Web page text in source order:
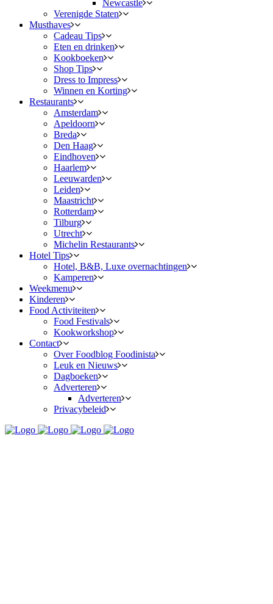
Newcastle
Verenigde Staten
Musthaves
Cadeau Tips
Eten en drinken
Kookboeken
Shop Tips
Dress to Impress
Winnen en Korting
Restaurants
Amsterdam
Apeldoorn
Breda
Den Haag
Eindhoven
Haarlem
Leeuwarden
Leiden
Maastricht
Rotterdam
Tilburg
Utrecht
Michelin Restaurants
Hotel Tips
Hotel, B&B, Luxe overnachtingen
Kamperen
Weekmenu
Kinderen
Food Activiteiten
Food Festivals
Kookworkshop
Contact
Over Foodblog Foodinista
Leuk en Nieuws
Dagboeken
Adverteren
Adverteren
Privacybeleid